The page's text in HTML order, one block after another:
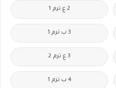
2 ع ترم 1
3 ب ترم 1
3 ع ترم 2
4 ب ترم 1